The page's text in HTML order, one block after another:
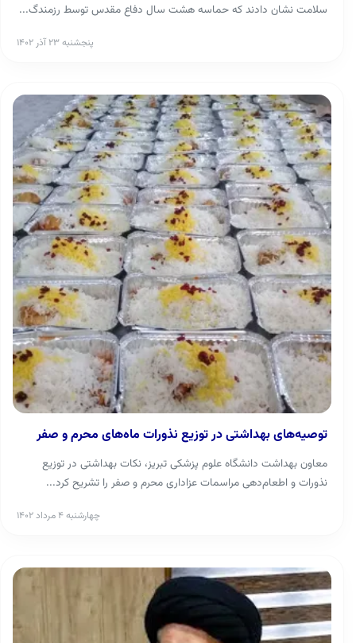
سلامت نشان دادند که حماسه هشت سال دفاع مقدس توسط رزمندگ...
پنجشنبه ۲۳ آذر ۱۴۰۲
توصیه‌های بهداشتی در توزیع نذورات ماه‌های محرم و صفر
معاون بهداشت دانشگاه علوم پزشکی تبریز، نکات بهداشتی در توزیع
نذورات و اطعام‌دهی مراسمات عزاداری محرم و صفر را تشریح کرد...
چهارشنبه ۴ مرداد ۱۴۰۲